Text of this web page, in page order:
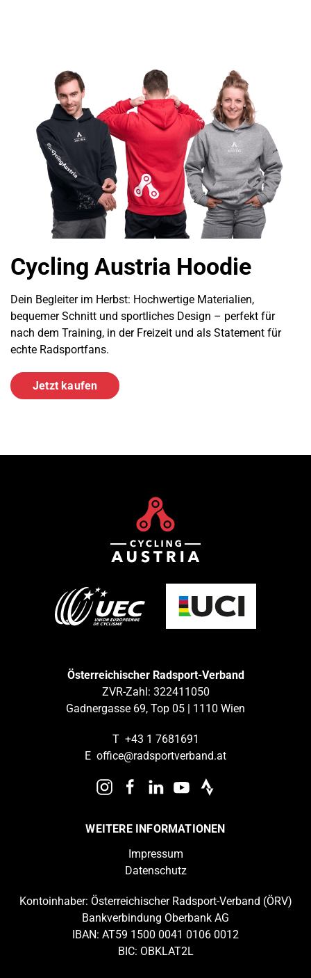
Cycling Austria Hoodie
Dein Begleiter im Herbst: Hochwertige Materialien,
bequemer Schnitt und sportliches Design – perfekt für
nach dem Training, in der Freizeit und als Statement für
echte Radsportfans.
Jetzt kaufen
Österreichischer Radsport-Verband
ZVR-Zahl: 322411050
Gadnergasse 69, Top 05 | 1110 Wien
T +43 1 7681691
E office@radsportverband.at
WEITERE INFORMATIONEN
Impressum
Datenschutz
Kontoinhaber: Österreichischer Radsport-Verband (ÖRV)
Bankverbindung Oberbank AG
IBAN: AT59 1500 0041 0106 0012
BIC: OBKLAT2L